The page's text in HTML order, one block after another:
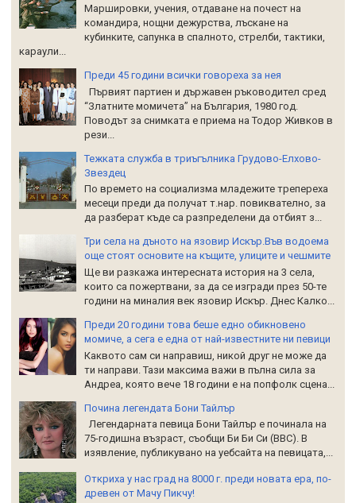
Маршировки, учения, отдаване на почест на
командира, нощни дежурства, лъскане на
кубинките, сапунка в спалното, стрелби, тактики,
караули...
Преди 45 години всички говореха за нея
Първият партиен и държавен ръководител сред
“Златните момичета” на България, 1980 год.
Поводът за снимката е приема на Тодор Живков в
рези...
Тежката служба в триъгълника Грудово-Елхово-
Звездец
По времето на социализма младежите трепереха
месеци преди да получат т.нар. повиквателно, за
да разберат къде са разпределени да отбият з...
Три села на дъното на язовир Искър.Във водоема
още стоят основите на къщите, улиците и чешмите
Ще ви разкажа интересната история на 3 села,
които са пожертвани, за да се изгради през 50-те
години на миналия век язовир Искър. Днес Калко...
Преди 20 години това беше едно обикновено
момиче, а сега е една от най-известните ни певици
Каквото сам си направиш, никой друг не може да
ти направи. Тази максима важи в пълна сила за
Андреа, която вече 18 години е на попфолк сцена...
Почина легендата Бони Тайлър
Легендарната певица Бони Тайлър е починала на
75-годишна възраст, съобщи Би Би Си (BBC). В
изявление, публикувано на уебсайта на певицата,...
Откриха у нас град на 8000 г. преди новата ера, по-
древен от Мачу Пикчу!